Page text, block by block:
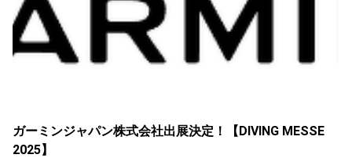
ガーミンジャパン株式会社出展決定！【DIVING MESSE
2025】